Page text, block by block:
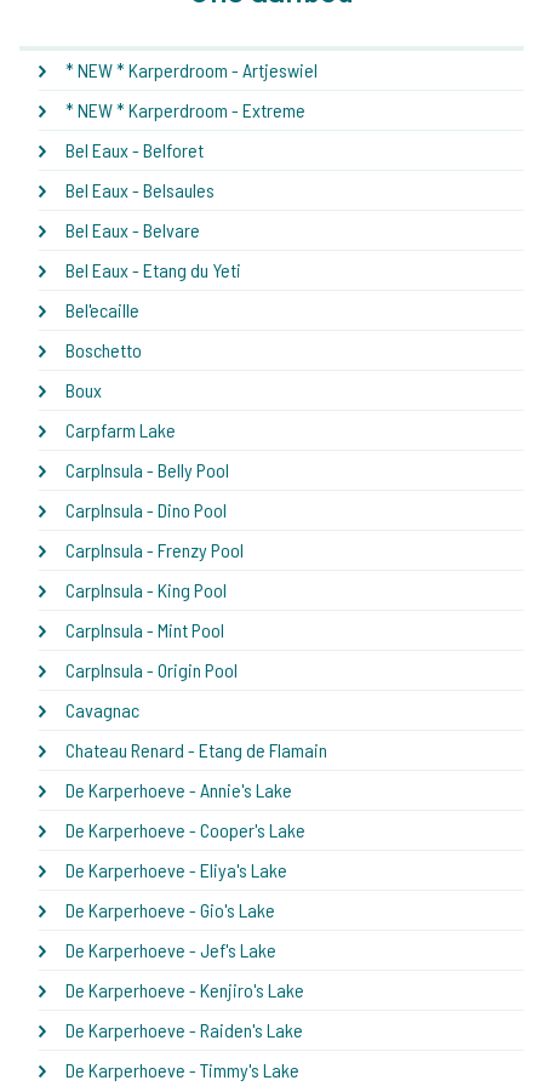
* NEW * Karperdroom - Artjeswiel
* NEW * Karperdroom - Extreme
Bel Eaux - Belforet
Bel Eaux - Belsaules
Bel Eaux - Belvare
Bel Eaux - Etang du Yeti
Bel'ecaille
Boschetto
Boux
Carpfarm Lake
CarpInsula - Belly Pool
CarpInsula - Dino Pool
CarpInsula - Frenzy Pool
CarpInsula - King Pool
CarpInsula - Mint Pool
CarpInsula - Origin Pool
Cavagnac
Chateau Renard - Etang de Flamain
De Karperhoeve - Annie's Lake
De Karperhoeve - Cooper's Lake
De Karperhoeve - Eliya's Lake
De Karperhoeve - Gio's Lake
De Karperhoeve - Jef's Lake
De Karperhoeve - Kenjiro's Lake
De Karperhoeve - Raiden's Lake
De Karperhoeve - Timmy's Lake